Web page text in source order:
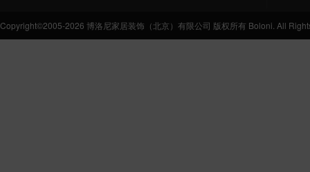
Copyright©2005-2026 博洛尼家居装饰（北京）有限公司 版权所有 Boloni. All